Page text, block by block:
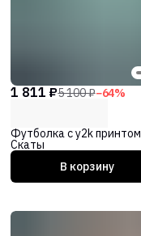
1 811 ₽5 100 ₽−64%
Футболка с y2k принтом
Скаты
В корзину